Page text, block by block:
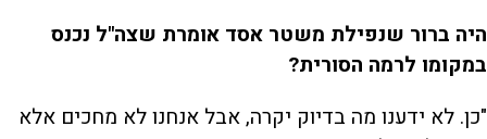
היה ברור שנפילת משטר אסד אומרת שצה"ל נכנס
במקומו לרמה הסורית?
"כן. לא ידענו מה בדיוק יקרה, אבל אנחנו לא מחכים אלא